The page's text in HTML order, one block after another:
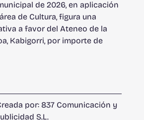
de 2026, en aplicación
de Cultura, figura una
a favor del Ateneo de la
Kabigorri, por importe de
por: 837 Comunicación y
S.L.